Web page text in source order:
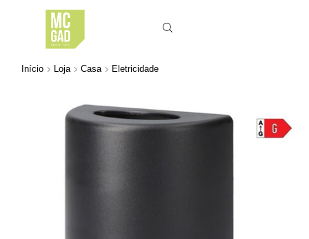
Início Loja Casa Eletricidade